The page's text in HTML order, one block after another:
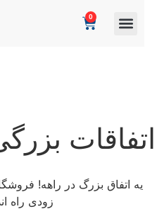
یه اتفاق بزرگ در راهه!
زودی راه